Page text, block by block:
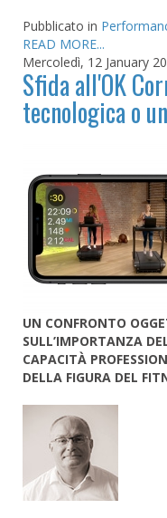
Pubblicato in
READ MORE...
Mercoledì, 12 January
Sfida all'OK
tecnologica o
UN CONFRONTO
SULL’IMPORTANZA
CAPACITÀ
DELLA FIGURA DEL